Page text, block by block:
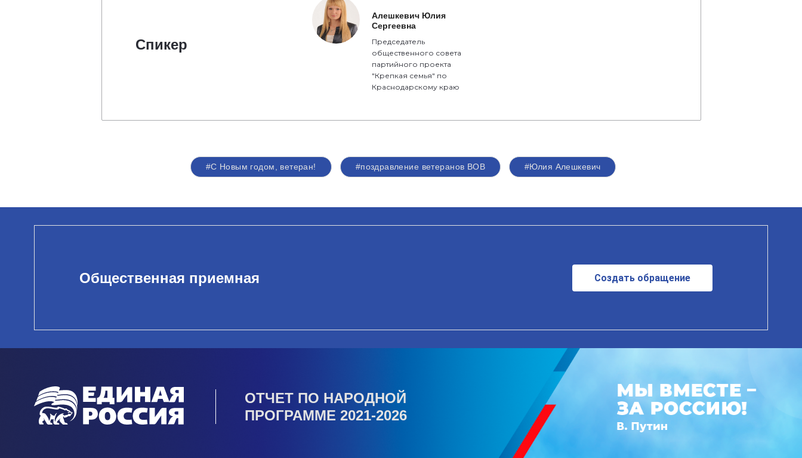
Спикер
Алешкевич Юлия
Сергеевна
Председатель
общественного совета
партийного проекта
"Крепкая семья" по
Краснодарскому краю
#С Новым годом, ветеран! #поздравление ветеранов ВОВ #Юлия Алешкевич
Общественная приемная Создать обращение
ОТЧЕТ ПО НАРОДНОЙ
ПРОГРАММЕ 2021-2026